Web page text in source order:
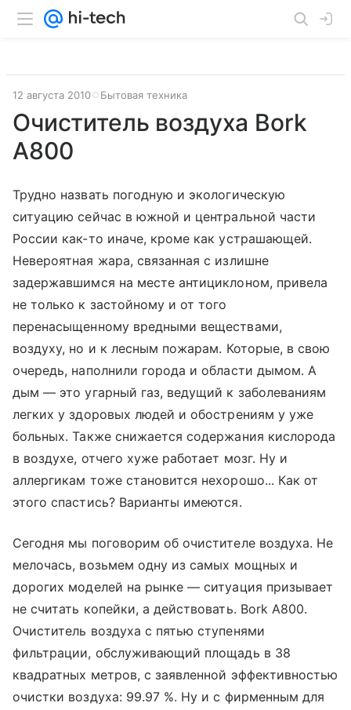
12 августа 2010 Бытовая техника
Очиститель воздуха Bork
A800
Трудно назвать погодную и экологическую
ситуацию сейчас в южной и центральной части
России как-то иначе, кроме как устрашающей.
Невероятная жара, связанная с излишне
задержавшимся на месте антициклоном, привела
не только к застойному и от того
перенасыщенному вредными веществами,
воздуху, но и к лесным пожарам. Которые, в свою
очередь, наполнили города и области дымом. А
дым — это угарный газ, ведущий к заболеваниям
легких у здоровых людей и обострениям у уже
больных. Также снижается содержания кислорода
в воздухе, отчего хуже работает мозг. Ну и
аллергикам тоже становится нехорошо... Как от
этого спастись? Варианты имеются.
Сегодня мы поговорим об очистителе воздуха. Не
мелочась, возьмем одну из самых мощных и
дорогих моделей на рынке — ситуация призывает
не считать копейки, а действовать. Bork A800.
Очиститель воздуха с пятью ступенями
фильтрации, обслуживающий площадь в 38
квадратных метров, с заявленной эффективностью
очистки воздуха: 99.97 %. Ну и с фирменным для